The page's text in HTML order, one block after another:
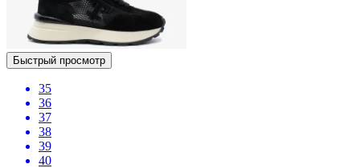
Быстрый просмотр
35
36
37
38
39
40